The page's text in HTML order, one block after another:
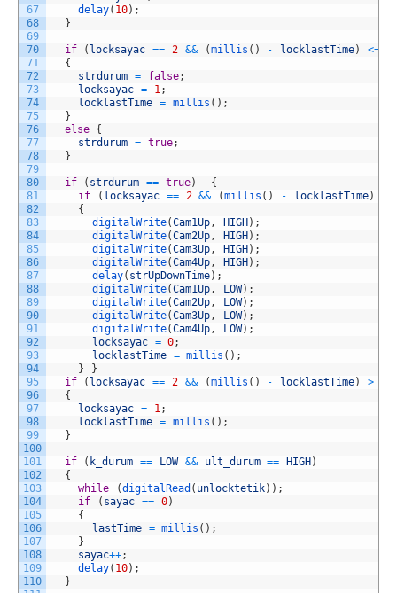
67
68
69
70
71
72
73
74
75
76
77
78
79
80
81
82
83
84
85
86
87
88
89
90
91
92
93
94
95
96
97
98
99
100
101
102
103
104
105
106
107
108
109
110
delay( 10) ;
}
if ( locksayac == 2 && (millis ( ) - locklastTime) <=
{
strdurum = false;
locksayac = 1 ;
locklastTime = millis ( ) ;
}
else {
strdurum = true;
}
if ( strdurum == true)
{
if
( locksayac == 2 && (millis ( ) - locklastTime)
{
digitalWrite(Cam1Up, HIGH) ;
digitalWrite(Cam2Up, HIGH) ;
digitalWrite(Cam3Up, HIGH) ;
digitalWrite(Cam4Up, HIGH) ;
delay( strUpDownTime) ;
digitalWrite(Cam1Up, LOW) ;
digitalWrite(Cam2Up, LOW) ;
digitalWrite(Cam3Up, LOW) ;
digitalWrite(Cam4Up, LOW) ;
locksayac = 0;
locklastTime = millis ( ) ;
}
}
if
( locksayac == 2 && (millis ( ) - locklastTime) >
{
locksayac = 1 ;
locklastTime = millis ( ) ;
}
if ( k_durum == LOW && ult_durum == HIGH)
{
while
(digitalRead ( unlocktetik) ) ;
if
( sayac == 0)
{
lastTime = millis ( ) ;
}
sayac++;
delay( 10) ;
}